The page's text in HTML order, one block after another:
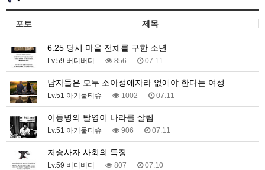
포토 제목
6.25 당시 마을 전체를 구한 소년
Lv.59 버디버디 856 07.11
남자들은 모두 소아성애자라 없애야 한다는 여성
Lv.51 아기물티슈 1002 07.11
이등병의 탈영이 나라를 살림
Lv.51 아기물티슈 906 07.11
저승사자 사회의 특징
Lv.59 버디버디 807 07.10